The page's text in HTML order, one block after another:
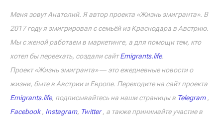
Меня зовут Анатолий. Я автор проекта «Жизнь эмигранта». В
2017 году я эмигрировал с семьёй из Краснодара в Австрию.
Мы с женой работаем в маркетинге, а для помощи тем, кто
хотел бы переехать, создали сайтEmigrants.life.
Проект «Жизнь эмигранта» ― это ежедневные новости о
жизни, быте в Австрии и Европе. Переходите на сайт проекта
Emigrants.life, подписывайтесь на наши страницы в Telegram,
Facebook, Instagram, Twitter, а также принимайте участие в